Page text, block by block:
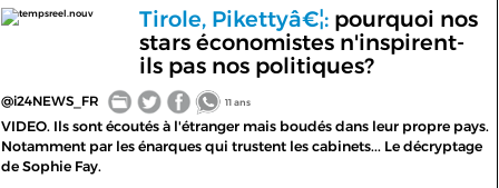
tempsreel.nouv Tirole, Pikettyâ€¦:pourquoi nos
stars économistes n'inspirent-
ils pas nos politiques?
@i24NEWS_FR 11 ans
VIDEO. Ils sont écoutés à l'étranger mais boudés dans leur propre pays.
Notamment par les énarques qui trustent les cabinets... Le décryptage
de Sophie Fay.